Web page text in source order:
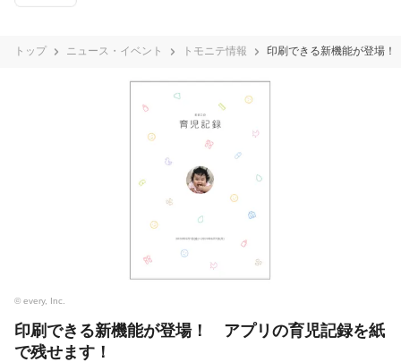
トップ ニュース・イベント トモニテ情報 印刷できる新機能が登場
© every, Inc.
印刷できる新機能が登場！ アプリの育児記録を紙
で残せます！